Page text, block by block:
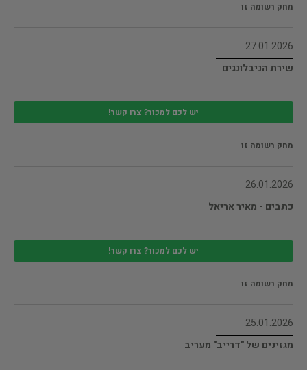
מחק רשומה זו
27.01.2026
שירת הניבלונגים
יש לכם למכור? צרו קשר!
מחק רשומה זו
26.01.2026
כתבים - מאיר אריאל
יש לכם למכור? צרו קשר!
מחק רשומה זו
25.01.2026
מגזינים של "דרייב" מעריב